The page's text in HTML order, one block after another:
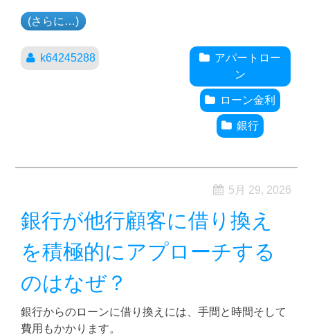
(さらに…)
k64245288
アパートロー
ン
ローン金利
銀行
5月 29, 2026
銀行が他行顧客に借り換え
を積極的にアプローチする
のはなぜ？
銀行からのローンに借り換えには、手間と時間そして
費用もかかります。